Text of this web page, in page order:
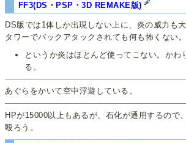
FF3(DS・PSP・3D REMAKE版)
DS版では1体しか出現しない上に、炎の威力も
タワーでバックアタックされても何も怖くない。
というか炎はほとんど使ってこない。かわ
る。
あぐらをかいて空中浮遊している。
HPが15000以上もあるが、石化が通用するので
殴ろう。